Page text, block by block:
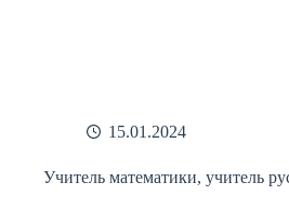
15.01.2024
Учитель математики, учитель